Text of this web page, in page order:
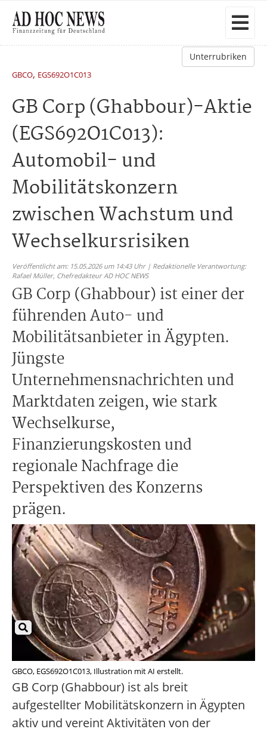
Unterrubriken
GBCO, EGS692O1C013
GB Corp (Ghabbour)-Aktie
(EGS692O1C013):
Automobil- und
Mobilitätskonzern
zwischen Wachstum und
Wechselkursrisiken
Veröffentlicht am: 15.05.2026 um 14:43 Uhr | Redaktionelle Verantwortung:
Rafael Müller, Chefredakteur AD HOC NEWS
GB Corp (Ghabbour) ist einer der
führenden Auto- und
Mobilitätsanbieter in Ägypten.
Jüngste
Unternehmensnachrichten und
Marktdaten zeigen, wie stark
Wechselkurse,
Finanzierungskosten und
regionale Nachfrage die
Perspektiven des Konzerns
prägen.
GBCO, EGS692O1C013, Illustration mit AI erstellt.
GB Corp (Ghabbour) ist als breit
aufgestellter Mobilitätskonzern in Ägypten
aktiv und vereint Aktivitäten von der